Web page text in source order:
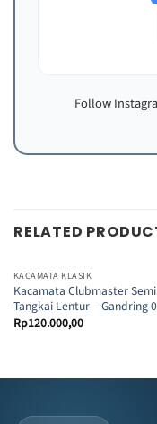
Follow
RELATED
KACAMATA KLASIK
Kacamata Clubmaster
Tangkai Lentur – Gandring
Rp120.000,00